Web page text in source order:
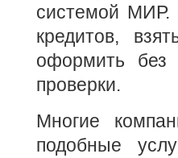
системой МИР.
кредитов,
оформить без
проверки.
Многие
подобные